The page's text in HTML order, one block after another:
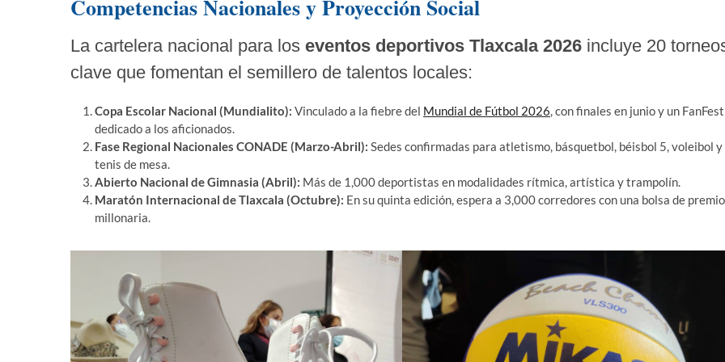
Competencias Nacionales y Proyección Social
La cartelera nacional para los eventos deportivos Tlaxcala 2026 incluye 20
clave que fomentan el semillero de talentos locales:
Copa Escolar Nacional (Mundialito): Vinculado a la fiebre del Mundial de Fútbol 2026, con finales en junio y un FanFest
dedicado a los aficionados.
Fase Regional Nacionales CONADE (Marzo-Abril): Sedes confirmadas para atletismo, básquetbol, béisbol 5, voleibol y
tenis de mesa.
Abierto Nacional de Gimnasia (Abril): Más de 1,000 deportistas en modalidades rítmica, artística y trampolín.
Maratón Internacional de Tlaxcala (Octubre): En su quinta edición, espera a 3,000 corredores con una bolsa de
millonaria.